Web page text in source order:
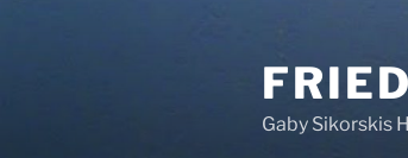
Gaby Sikorskis